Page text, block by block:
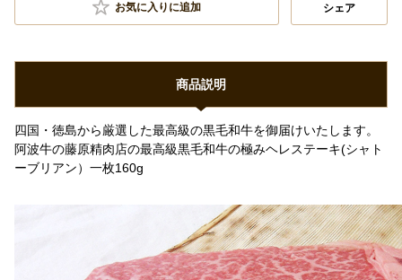
お気に入りに追加 シェア
商品説明
四国・徳島から厳選した最高級の黒毛和牛を御届けいたします。
阿波牛の藤原精肉店の最高級黒毛和牛の極みヘレステーキ(シャト
ーブリアン）一枚160g